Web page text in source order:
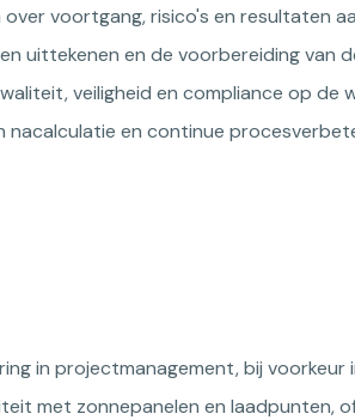
voortgang, risico's en resultaten
uittekenen en de voorbereiding van
veiligheid en compliance op de
nacalculatie en continue
in projectmanagement, bij
met zonnepanelen en laadpunten,